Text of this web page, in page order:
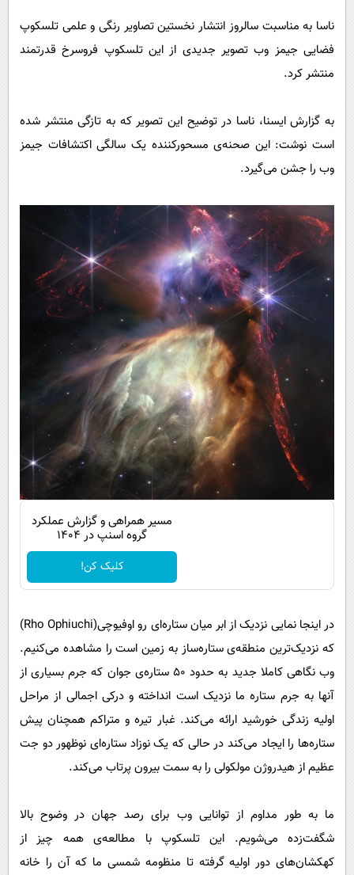
محیط زیست
سلامت
بین الملل
اجتماعی
حیات وحش
سیاست خارجی
روانشناسی
ناسا به مناسبت سالروز انتشار نخستین تصاویر رنگی و علمی تلسکوپ
فضایی جیمز وب تصویر جدیدی از این تلسکوپ فروسرخ قدرتمند
منتشر کرد.
به گزارش ایسنا، ناسا در توضیح این تصویر که به تازگی منتشر شده
است نوشت: این صحنه‌ی مسحورکننده یک سالگی اکتشافات جیمز
وب را جشن می‌گیرد.
مسیر همراهی و گزارش عملکرد
گروه اسنپ در ۱۴۰۴
کلیک کن!
در اینجا نمایی نزدیک از ابر میان ستاره‌ای رو اوفیوچی(Rho Ophiuchi)
که نزدیک‌ترین منطقه‌ی ستاره‌ساز به زمین است را مشاهده می‌کنیم.
وب نگاهی کاملا جدید به حدود ۵۰ ستاره‌ی جوان که جرم بسیاری از
آنها به جرم ستاره ما نزدیک است انداخته و درکی اجمالی از مراحل
اولیه زندگی خورشید ارائه می‌کند. غبار تیره و متراکم همچنان پیش
ستاره‌ها را ایجاد می‌کند در حالی که یک نوزاد ستاره‌ای نوظهور دو جت
عظیم از هیدروژن مولکولی را به سمت بیرون پرتاب می‌کند.
ما به طور مداوم از توانایی وب برای رصد جهان در وضوح بالا
شگفت‌زده می‌شویم. این تلسکوپ با مطالعه‌ی همه چیز از
کهکشان‌های دور اولیه گرفته تا منظومه شمسی ما که آن را خانه